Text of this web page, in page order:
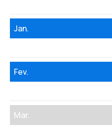
Jan.
Fev.
Mar.